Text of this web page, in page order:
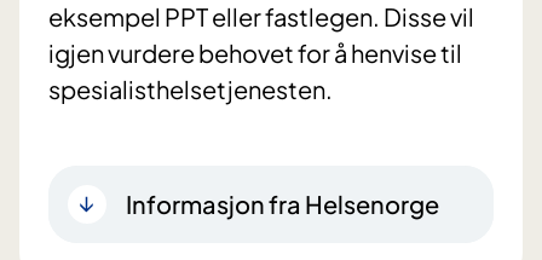
eksempel PPT eller fastlegen. Disse vil
igjen vurdere behovet for å henvise til
spesialisthelsetjenesten.
Informasjon fra Helsenorge